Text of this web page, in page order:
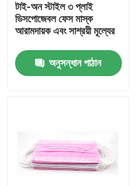
টাই-অন স্টাইল ৩ প্লাই
ডিসপোজেবল ফেস মাস্ক
আরামদায়ক এবং সাশ্রয়ী মূল্যের
অনুসন্ধান পাঠান